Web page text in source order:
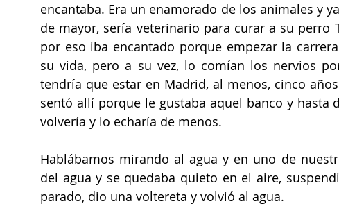
encantaba. Era un enamorado de los animales y
de mayor, sería veterinario para curar a su perro
por eso iba encantado porque empezar la
su vida, pero a su vez, lo comían los nervios
tendría que estar en Madrid, al menos, cinco
sentó allí porque le gustaba aquel banco y hasta
volvería y lo echaría de menos.
Hablábamos mirando al agua y en uno de
del agua y se quedaba quieto en el aire,
parado, dio una voltereta y volvió al agua.